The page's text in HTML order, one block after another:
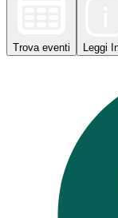
Trova eventi Leggi